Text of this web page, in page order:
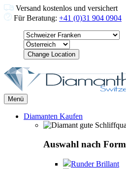
Versand kostenlos und versichert
Für Beratung: +41 (0)31 904 0904
Change Location
Menü
Diamanten Kaufen
Auswahl nach Form
Runder Brillant